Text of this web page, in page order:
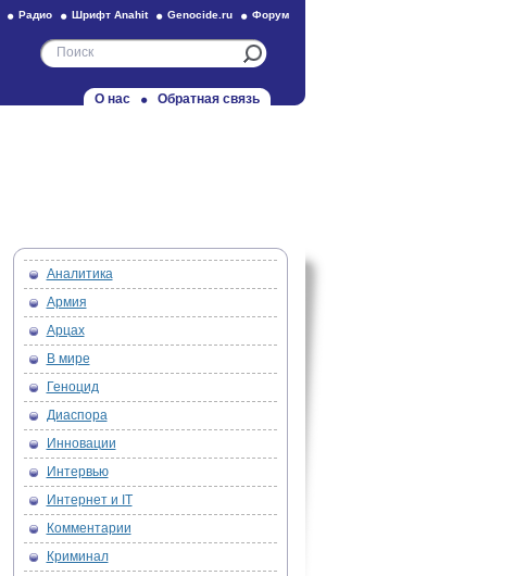
Радио Шрифт Anahit Genocide.ru Форум
О нас Обратная связь
Аналитика
Армия
Арцах
В мире
Геноцид
Диаспора
Инновации
Интервью
Интернет и IT
Комментарии
Криминал